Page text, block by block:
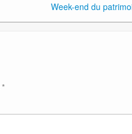
Week-end du
*